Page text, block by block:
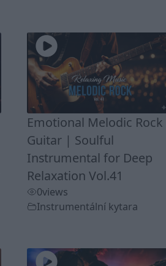
Emotional Melodic Rock
Guitar | Soulful
Instrumental for Deep
Relaxation Vol.41
0views
Instrumentální kytara